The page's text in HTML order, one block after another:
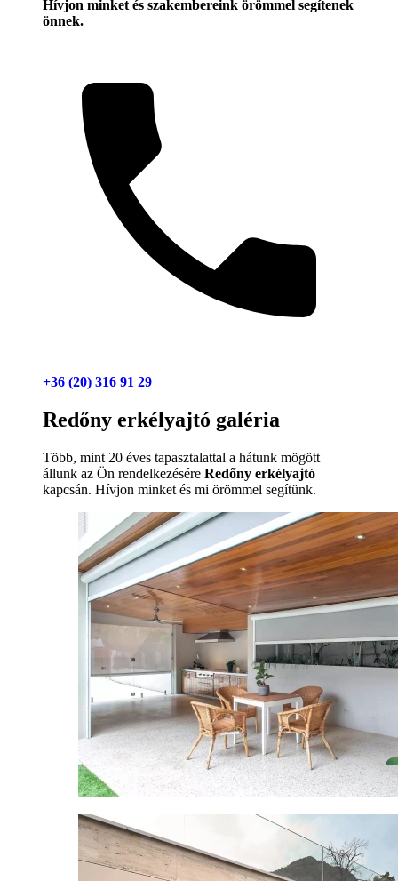
Hívjon minket és szakembereink örömmel segítenek
önnek.
+36 (20) 316 91 29
Redőny erkélyajtó galéria
Több, mint 20 éves tapasztalattal a hátunk mögött
állunk az Ön rendelkezésére Redőny erkélyajtó
kapcsán. Hívjon minket és mi örömmel segítünk.